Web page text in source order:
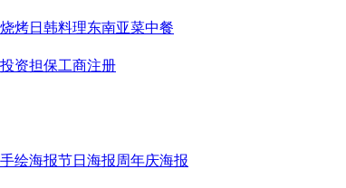
烧烤日韩料理东南亚菜中餐
投资担保工商注册
手绘海报节日海报周年庆海报